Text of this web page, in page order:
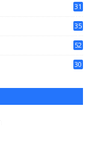
31
35
52
30